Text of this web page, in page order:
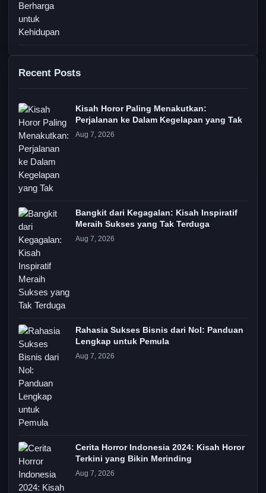
Recent Posts
Kisah Horor Paling Menakutkan:
Perjalanan ke Dalam Kegelapan yang Tak
Aug 7, 2026
Bangkit dari Kegagalan: Kisah Inspiratif
Meraih Sukses yang Tak Terduga
Aug 7, 2026
Rahasia Sukses Bisnis dari Nol: Panduan
Lengkap untuk Pemula
Aug 7, 2026
Cerita Horror Indonesia 2024: Kisah Horor
Terkini yang Bikin Merinding
Aug 7, 2026